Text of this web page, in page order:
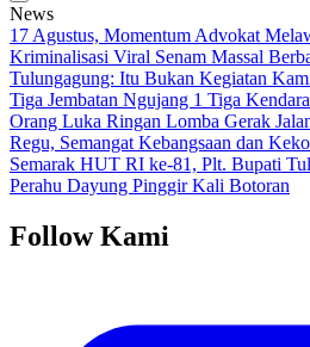
Bangjo.co.id
Berani, Tegas, Terpercaya
News
17 Agustus, Momentum Advokat
Kriminalisasi Viral Senam Massal
Tulungagung: Itu Bukan Kegiatan
Tiga Jembatan Ngujang 1 Tiga
Orang Luka Ringan Lomba Gerak
Regu, Semangat Kebangsaan dan
Semarak HUT RI ke-81, Plt. Bupati
Perahu Dayung Pinggir Kali Botoran
Follow Kami